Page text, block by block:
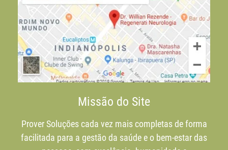
Missão do Site
Prover Soluções cada vez mais completas de forma
facilitada para a gestão da saúde e o bem-estar das